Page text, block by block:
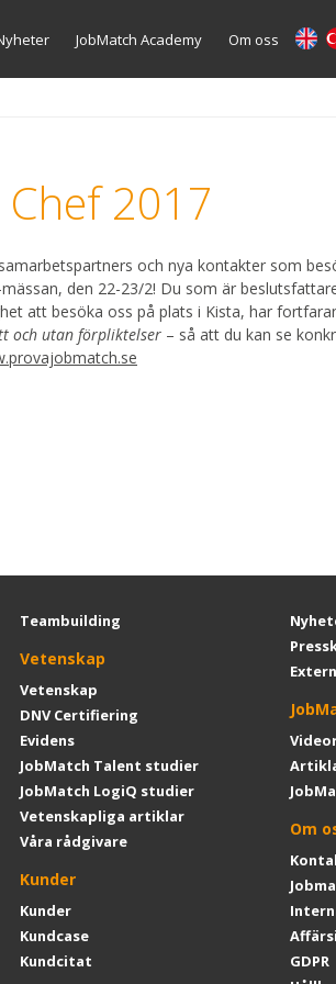
JobMatch Academy Om oss
2017
och nya kontakter som
den 22-23/2! Du som är
att besöka oss på plats i Kista, har
och utan förpliktelser – så att du kan se
Teambuilding
Vetenskap
Vetenskap
DNV Certifiering
Evidens
JobMatch Talent studier
JobMatch LogiQ studier
Vetenskapliga artiklar
Våra rådgivare
Kunder
Kunder
Kundcase
Kundcitat
Om
GDPR